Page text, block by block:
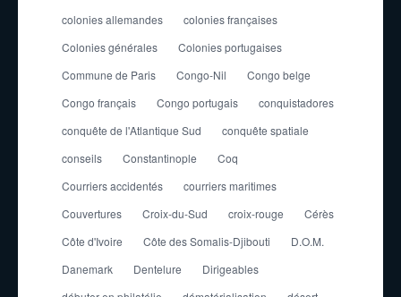
colonies allemandes
colonies françaises
Colonies générales
Colonies portugaises
Commune de Paris
Congo-Nil
Congo belge
Congo français
Congo portugais
conquistadores
conquête de l'Atlantique Sud
conquête spatiale
conseils
Constantinople
Coq
Courriers accidentés
courriers maritimes
Couvertures
Croix-du-Sud croix-rouge
Cérès
Côte d'Ivoire
Côte des Somalis-Djibouti
D.O.M.
Danemark
Dentelure
Dirigeables